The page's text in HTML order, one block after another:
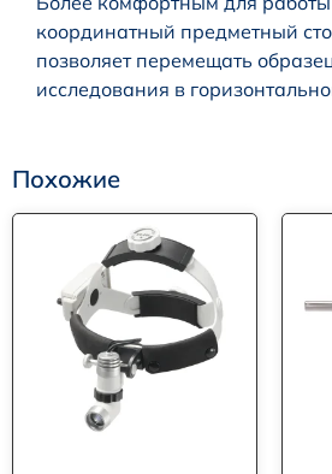
координатный предметный
позволяет перемещать
исследования в
Похожие